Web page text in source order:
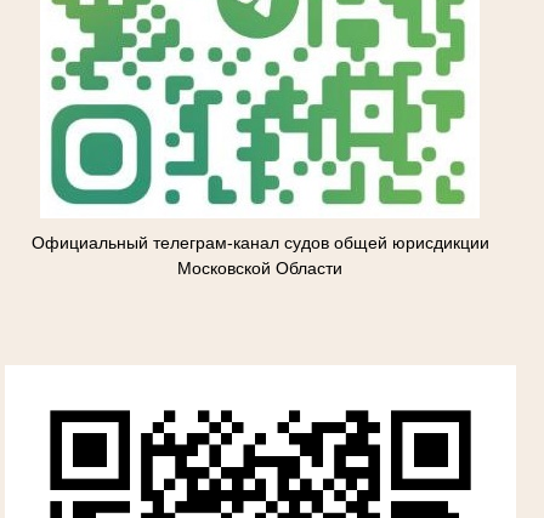
Официальный телеграм-канал судов общей юрисдикции
Московской Области